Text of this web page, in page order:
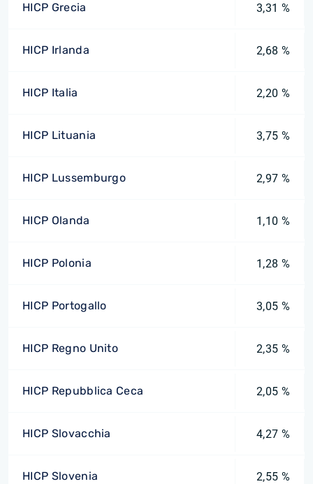
HICP Grecia 3,31 %
HICP Irlanda 2,68 %
HICP Italia 2,20 %
HICP Lituania 3,75 %
HICP Lussemburgo 2,97 %
HICP Olanda 1,10 %
HICP Polonia 1,28 %
HICP Portogallo 3,05 %
HICP Regno Unito 2,35 %
HICP Repubblica Ceca 2,05 %
HICP Slovacchia 4,27 %
HICP Slovenia 2,55 %